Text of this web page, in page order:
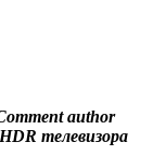
author
телевизора